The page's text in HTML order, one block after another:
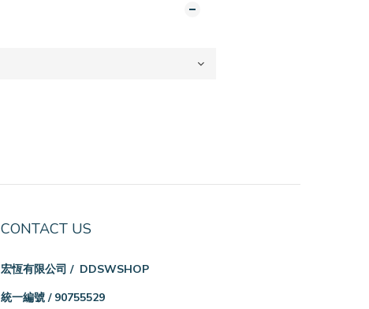
CONTACT US
宏恆有限公司 / DDSWSHOP
統一編號 / 90755529